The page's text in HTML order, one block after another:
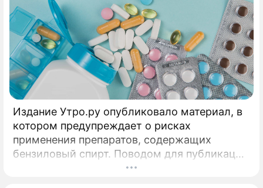
Издание Утро.ру опубликовало материал, в
котором предупреждает о рисках
применения препаратов, содержащих
бензиловый спирт. Поводом для публикации
стала ситуация, складывающаяся на рынке